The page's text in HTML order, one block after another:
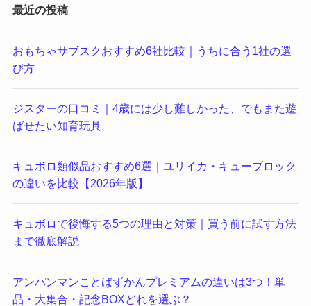
最近の投稿
おもちゃサブスクおすすめ6社比較｜うちに合う1社の選
び方
ジスターの口コミ｜4歳には少し難しかった、でもまた遊
ばせたい知育玩具
キュボロ類似品おすすめ6選｜ユリイカ・キューブロック
の違いを比較【2026年版】
キュボロで後悔する5つの理由と対策｜買う前に試す方法
まで徹底解説
アンパンマンことばずかんプレミアムの違いは3つ！単
品・大集合・記念BOXどれを選ぶ？